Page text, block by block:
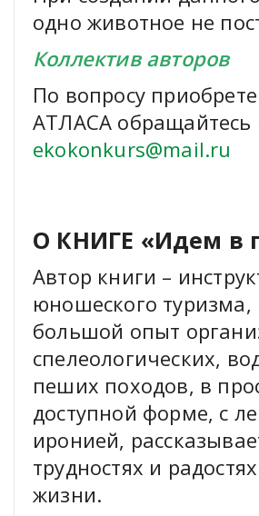
одно животное не
Коллектив авторов
По вопросу
АТЛАСА обращайтесь
ekokonkurs@mail.ru
О КНИГЕ «Идем в
Автор книги –
юношеского
большой опыт
спелеологических,
пеших походов, в
доступной форме, с
иронией,
трудностях и
жизни.